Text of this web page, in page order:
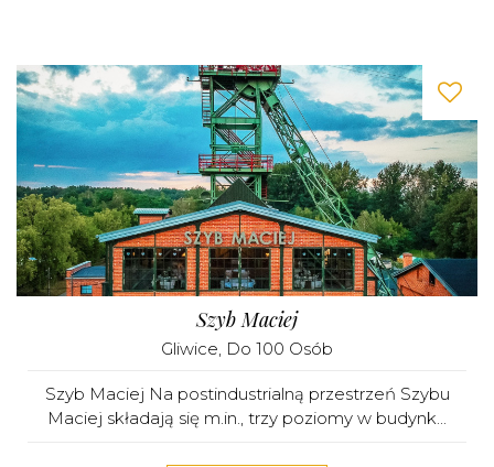
Szyb Maciej
Gliwice, Do 100 Osób
Szyb Maciej Na postindustrialną przestrzeń Szybu
Maciej składają się m.in., trzy poziomy w budynk...